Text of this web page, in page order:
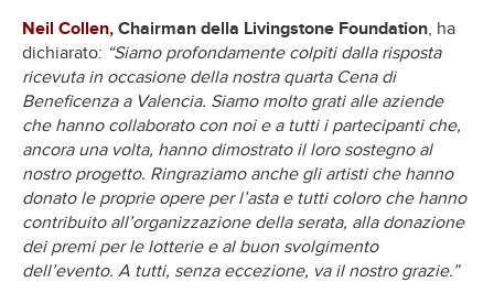
Neil Collen, Chairman della Livingstone Foundation, ha
dichiarato: “Siamo profondamente colpiti dalla risposta
ricevuta in occasione della nostra quarta Cena di
Beneficenza a Valencia. Siamo molto grati alle aziende
che hanno collaborato con noi e a tutti i partecipanti che,
ancora una volta, hanno dimostrato il loro sostegno al
nostro progetto. Ringraziamo anche gli artisti che hanno
donato le proprie opere per l’asta e tutti coloro che hanno
contribuito all’organizzazione della serata, alla donazione
dei premi per le lotterie e al buon svolgimento
dell’evento. A tutti, senza eccezione, va il nostro grazie.”